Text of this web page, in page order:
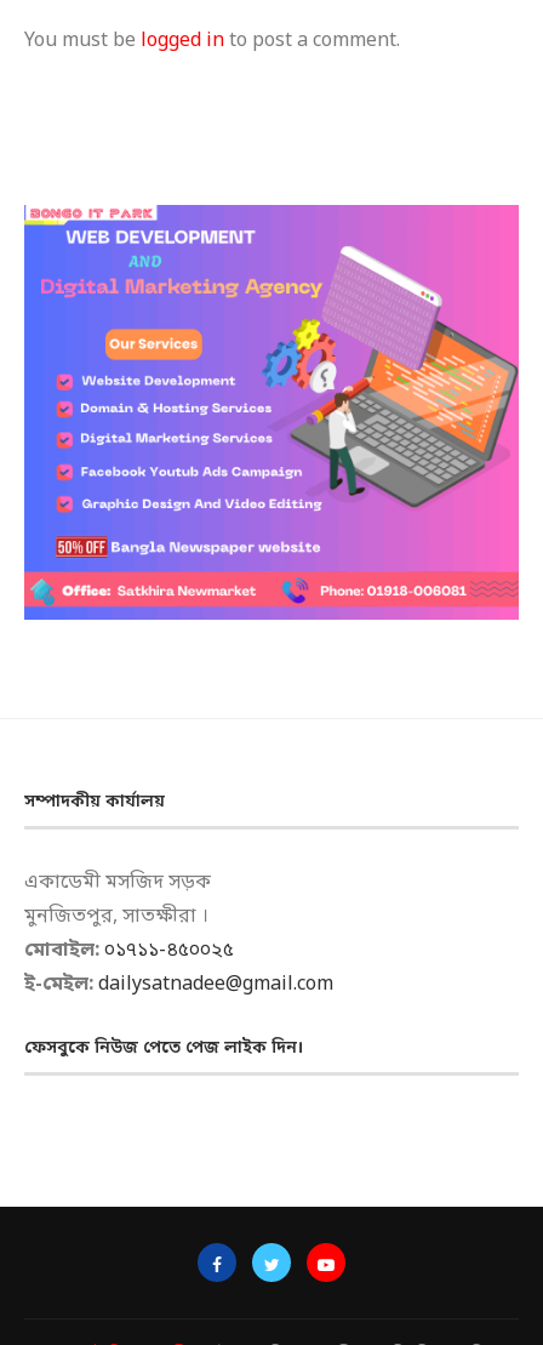
You must be logged into post a comment.
সম্পাদকীয় কার্যালয়
একাডেমী মসজিদ সড়ক
মুনজিতপুর, সাতক্ষীরা ।
মোবাইল:০১৭১১-৪৫০০২৫
ই-মেইল:dailysatnadee@gmail.com
ফেসবুকে নিউজ পেতে পেজ লাইক দিন।